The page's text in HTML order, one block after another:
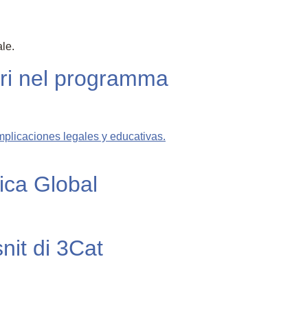
nel programma
Global
di 3Cat